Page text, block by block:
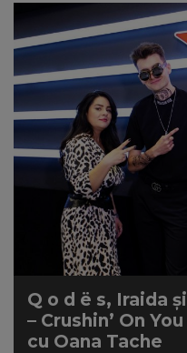
Q o d ë s, Iraida
– Crushin’ On
cu Oana Tache